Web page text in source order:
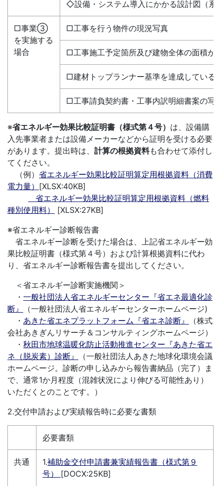
◇設備・システム導入にかかる設計図（系
□事業③
を実施する
場合
□工事を行う物件の現況写真
□工事施工予定箇所及び建物全体の面積が
□建材トップランナー基準を達成している
□工事請負契約書・工事内訳明細書案の写
※省エネルギー効果比較証明書（様式第４号） は、設備購
入先事業者または設備メーカーなどから証明を受ける必要
があります。提出時は、 計算の根拠資料も合わせて添付し
てください。
（例） 省エネルギー効果比較証明算定用根拠資料（消費
電力量） [XLSX:40KB]
省エネルギー効果比較証明算定用根拠資料（燃料
種別使用料）
[XLSX:27KB]
※省エネルギー診断報告書
省エネルギー診断を受けた場合は、上記省エネルギー効
果比較証明書（様式第４号）および計算根拠資料に代わ
り、省エネルギー診断報告書を提出してください。
＜省エネルギー診断実施機関＞
・ 一般社団法人省エネルギーセンター『省エネ最適化診
断』
（一般社団法人省エネルギーセンターホームページ)
・ あきた省エネプラットフォーム『省エネ診断』
（株式
会社あきぎんリサーチ＆コンサルティングホームページ）
・ 秋田市地球温暖化防止活動推進センター『あきた省エ
ネ（脱炭素）診断』
（一般社団法人あきた地球化環境会議
ホームページ。診断の申し込みから報告書納品（完了）ま
で、通常1か月程度（混雑状況により伸びる可能性あり）
いただくとのことです。）
2.交付申請および実績報告時に必要な書類
必要書類
共通 1.補助金交付申請書兼実績報告書（様式第９
号） [DOCX:25KB]